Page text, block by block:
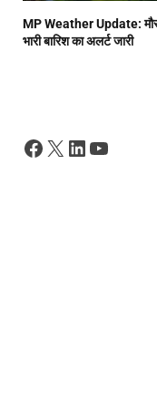
MP Weather Update:
भारी बारिश का अलर्ट जारी
Facebook
X LinkedIn